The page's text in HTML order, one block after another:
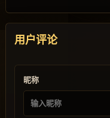
用户评论
昵称